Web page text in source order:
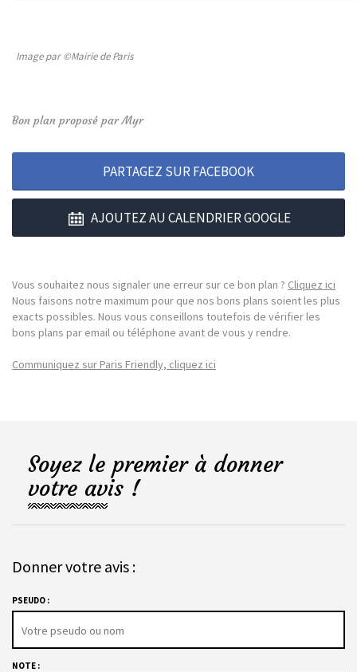
Image par ©Mairie de Paris
Bon plan proposé par Myr
PARTAGEZ SUR FACEBOOK
AJOUTEZ AU CALENDRIER GOOGLE
Vous souhaitez nous signaler une erreur sur ce bon plan ? Cliquez ici
Nous faisons notre maximum pour que nos bons plans soient les plus
exacts possibles. Nous vous conseillons toutefois de vérifier les
bons plans par email ou téléphone avant de vous y rendre.
Communiquez sur Paris Friendly, cliquez ici
Soyez le premier à donner
votre avis !
Donner votre avis :
PSEUDO :
NOTE :